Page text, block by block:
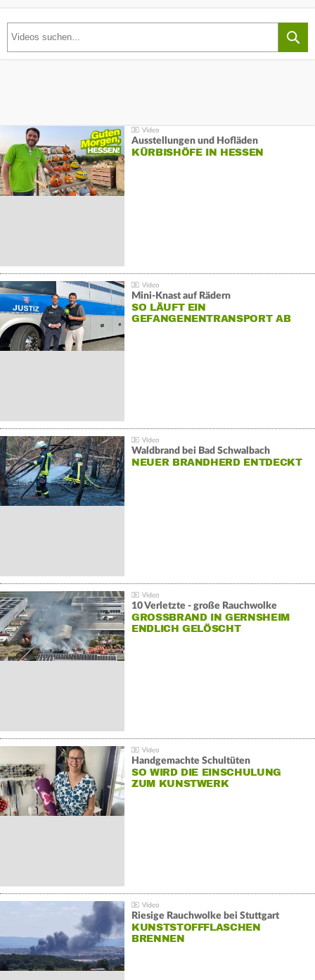
Ausstellungen und Hofläden
KÜRBISHÖFE IN HESSEN
Mini-Knast auf Rädern
SO LÄUFT EIN
GEFANGENENTRANSPORT AB
Waldbrand bei Bad Schwalbach
NEUER BRANDHERD ENTDECKT
10 Verletzte - große Rauchwolke
GROSSBRAND IN GERNSHEIM E
NDLICH GELÖSCHT
Handgemachte Schultüten
SO WIRD DIE EINSCHULUNG
ZUM KUNSTWERK
Riesige Rauchwolke bei Stuttgart
KUNSTSTOFFFLASCHEN
BRENNEN